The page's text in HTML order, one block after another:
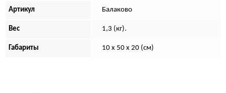
Артикул Балаково
Вес 1,3 (кг).
Габариты 10 х 50 х 20 (см)